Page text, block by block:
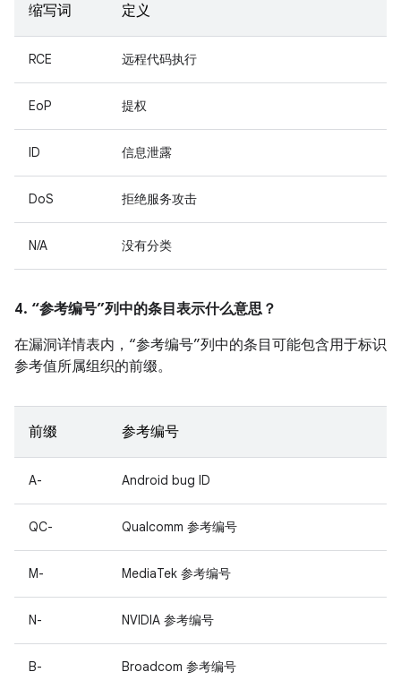
缩写词 定义
RCE 远程代码执行
EoP 提权
ID 信息泄露
DoS 拒绝服务攻击
N/A 没有分类
4. “参考编号”列中的条目表示什么意思？
在漏洞详情表内，“参考编号”列中的条目可能包含用于标识
参考值所属组织的前缀。
前缀 参考编号
A- Android bug ID
QC- Qualcomm 参考编号
M- MediaTek 参考编号
N- NVIDIA 参考编号
B- Broadcom 参考编号